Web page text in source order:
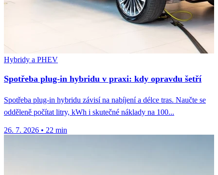
Hybridy a PHEV
Spotřeba plug-in hybridu v praxi: kdy opravdu šetří
Spotřeba plug-in hybridu závisí na nabíjení a délce tras. Naučte se
odděleně počítat litry, kWh i skutečné náklady na 100...
26. 7. 2026 • 22 min